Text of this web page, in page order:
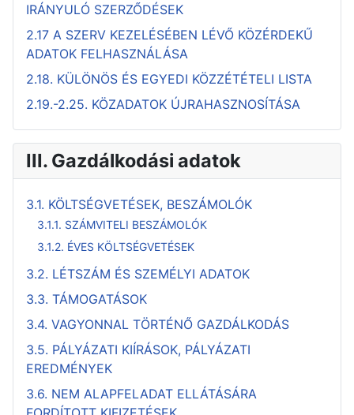
IRÁNYULÓ SZERZŐDÉSEK
2.17 A SZERV KEZELÉSÉBEN LÉVŐ KÖZÉRDEKŰ
ADATOK FELHASZNÁLÁSA
2.18. KÜLÖNÖS ÉS EGYEDI KÖZZÉTÉTELI LISTA
2.19.-2.25. KÖZADATOK ÚJRAHASZNOSÍTÁSA
III. Gazdálkodási adatok
3.1. KÖLTSÉGVETÉSEK, BESZÁMOLÓK
3.1.1. SZÁMVITELI BESZÁMOLÓK
3.1.2. ÉVES KÖLTSÉGVETÉSEK
3.2. LÉTSZÁM ÉS SZEMÉLYI ADATOK
3.3. TÁMOGATÁSOK
3.4. VAGYONNAL TÖRTÉNŐ GAZDÁLKODÁS
3.5. PÁLYÁZATI KIÍRÁSOK, PÁLYÁZATI
EREDMÉNYEK
3.6. NEM ALAPFELADAT ELLÁTÁSÁRA